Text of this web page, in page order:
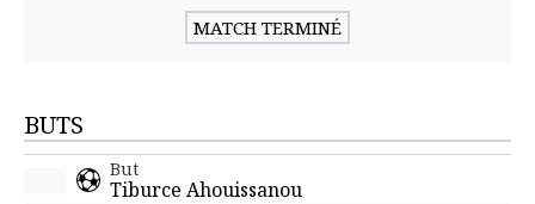
MATCH TERMINÉ
BUTS
But
Tiburce Ahouissanou